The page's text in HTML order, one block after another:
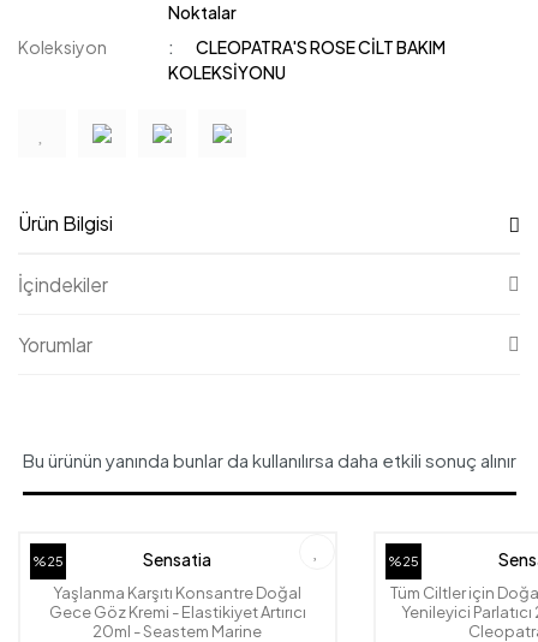
Noktalar
Koleksiyon
CLEOPATRA'S ROSE CİLT BAKIM
KOLEKSİYONU
Ürün Bilgisi
İçindekiler
Yorumlar
Bu ürünün yanında bunlar da kullanılırsa daha etkili sonuç alınır
%25 Sensatia
Yaşlanma Karşıtı Konsantre Doğal
Gece Göz Kremi - Elastikiyet Artırıcı
20ml - Seastem Marine
%25
Tüm Ciltler için
Yenileyici